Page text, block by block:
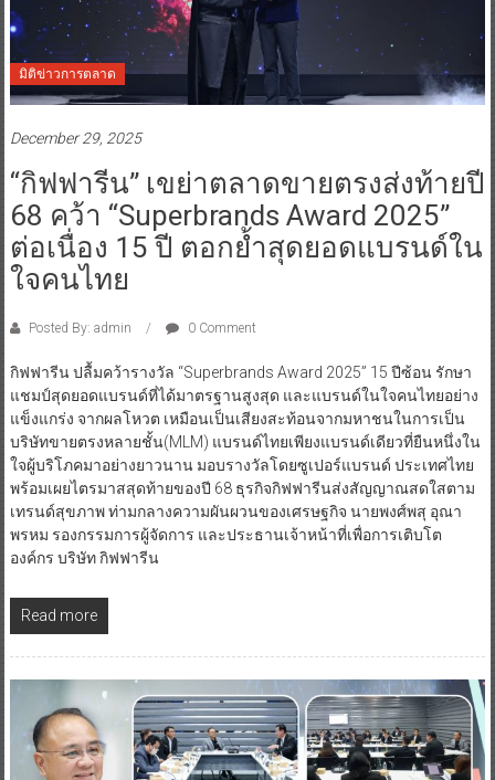
มิติข่าวการตลาด
December 29, 2025
“กิฟฟารีน” เขย่าตลาดขายตรงส่งท้ายปี
68 คว้า “Superbrands Award 2025”
ต่อเนื่อง 15 ปี ตอกย้ำสุดยอดแบรนด์ใน
ใจคนไทย
Posted By: admin 0 Comment
กิฟฟารีน ปลื้มคว้ารางวัล “Superbrands Award 2025” 15 ปีซ้อน รักษา
แชมป์สุดยอดแบรนด์ที่ได้มาตรฐานสูงสุด และแบรนด์ในใจคนไทยอย่าง
แข็งแกร่ง จากผลโหวต เหมือนเป็นเสียงสะท้อนจากมหาชนในการเป็น
บริษัทขายตรงหลายชั้น(MLM) แบรนด์ไทยเพียงแบรนด์เดียวที่ยืนหนึ่งใน
ใจผู้บริโภคมาอย่างยาวนาน มอบรางวัลโดยซูเปอร์แบรนด์ ประเทศไทย
พร้อมเผยไตรมาสสุดท้ายของปี 68 ธุรกิจกิฟฟารีนส่งสัญญาณสดใสตาม
เทรนด์สุขภาพ ท่ามกลางความผันผวนของเศรษฐกิจ นายพงศ์พสุ อุณา
พรหม รองกรรมการผู้จัดการ และประธานเจ้าหน้าที่เพื่อการเติบโต
องค์กร บริษัท กิฟฟารีน
Read more